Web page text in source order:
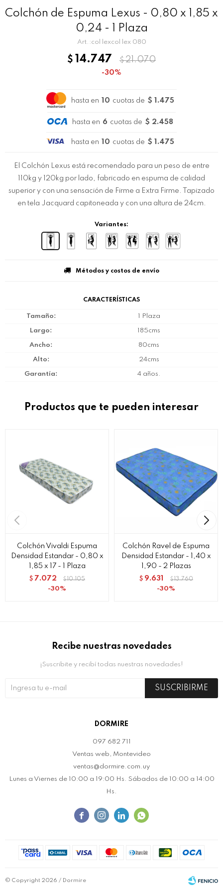
Colchón de Espuma Lexus - 0,80 x 1,85 x
0,24 - 1 Plaza
col lexcol lex 080
$ 14.747 $ 21.070
30
hasta en 10 cuotas de $ 1.475
hasta en 6 cuotas de $ 2.458
hasta en 10 cuotas de $ 1.475
El Colchón Lexus está recomendado para un peso de entre
110kg y 120kg por lado, fabricado en espuma de calidad
superior y con una sensación de Firme a Extra Firme. Tapizado
en tela Jacquard capitoneada y con una altura de 24cm.
Variantes:
Métodos y costos de envío
CARACTERÍSTICAS
Tamaño 1 Plaza
Largo 185cms
Ancho 80cms
Alto 24cms
Garantía 4 años.
Productos que te pueden interesar
Colchón Vivaldi Espuma
Densidad Estandar - 0,80 x
1,85 x 17 - 1 Plaza
$ 7.072 $ 10.105
30
Colchón Ravel de Espuma
Densidad Estandar - 1,40 x
1,90 - 2 Plazas
$ 9.631 $ 13.760
30
DORMIRE
097 682 711
Ventas web, Montevideo
ventas@dormire.com.uy
Lunes a Viernes de 10:00 a 19:00 Hs. Sábados de 10:00 a 14:00
Hs.
   
Recibe nuestras novedades
¡Suscribite y recibí todas nuestras novedades!
SUSCRIBIRME
© Copyright 2026 / Dormire